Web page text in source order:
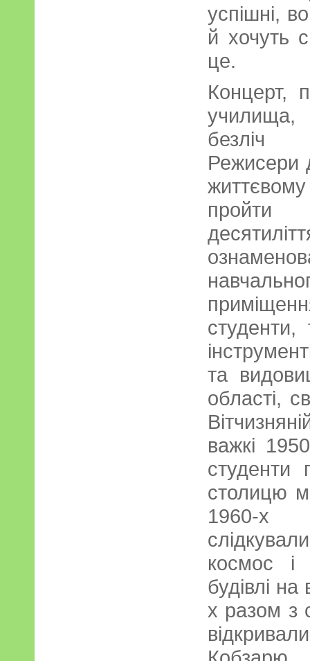
успішні,
й хочуть
це.
Концерт,
безліч
Режисери
та
області,
важкі
студенти
столицю
1960-х
космос і
будівлі
х разом з